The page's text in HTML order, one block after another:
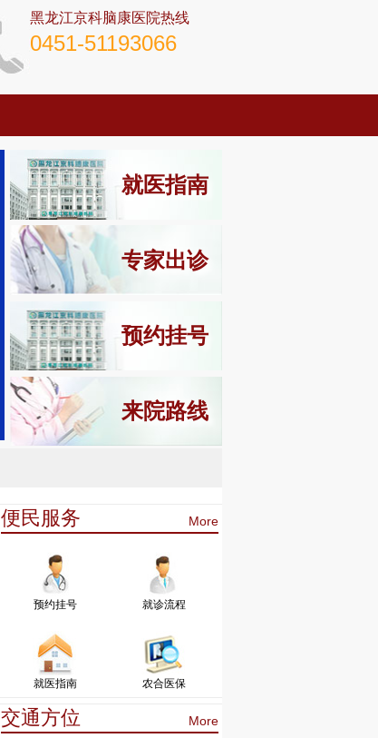
黑龙江京科脑康医院热线
0451-51193066
就医指南
专家出诊
预约挂号
来院路线
便民服务 More
预约挂号 就诊流程
就医指南 农合医保
交通方位 More